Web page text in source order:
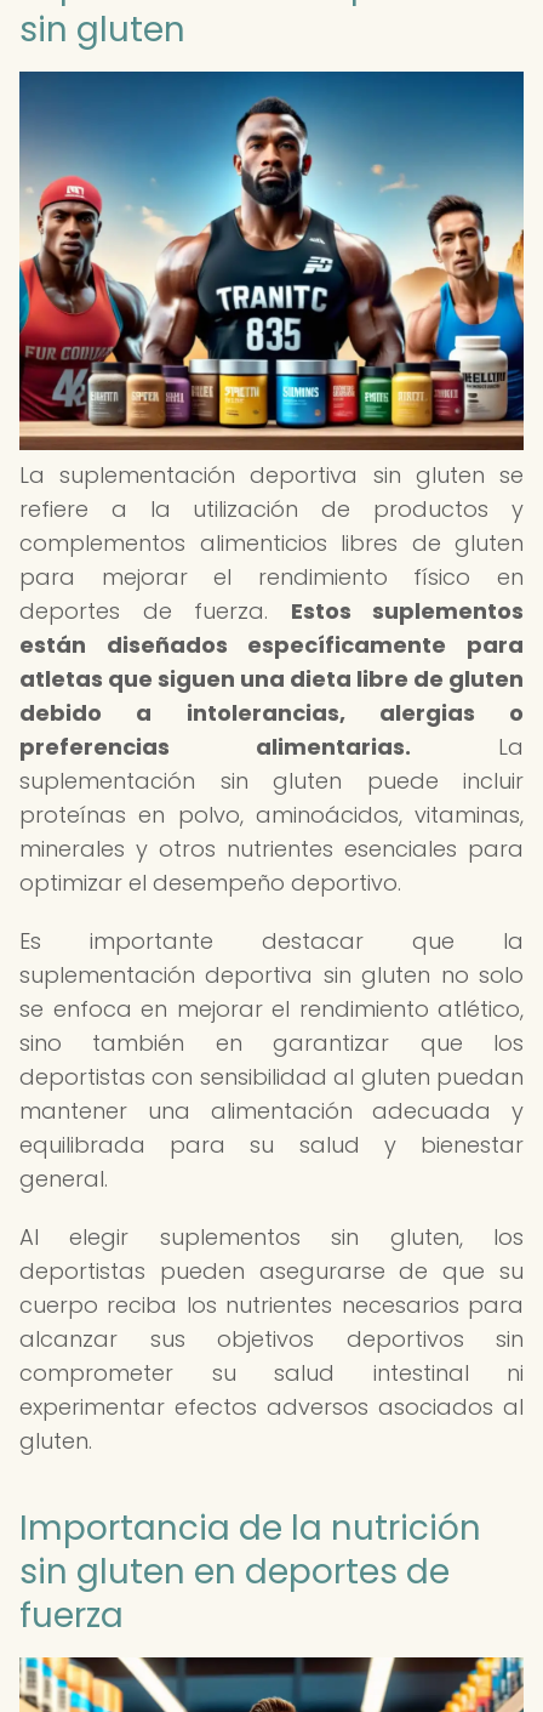
sin gluten
La suplementación deportiva sin gluten se
refiere a la utilización de productos y
complementos alimenticios libres de gluten
para mejorar el rendimiento físico en
deportes de fuerza. Estos suplementos
están diseñados específicamente para
atletas que siguen una dieta libre de gluten
debido a intolerancias, alergias o
preferencias alimentarias. La
suplementación sin gluten puede incluir
proteínas en polvo, aminoácidos, vitaminas,
minerales y otros nutrientes esenciales para
optimizar el desempeño deportivo.
Es importante destacar que la
suplementación deportiva sin gluten no solo
se enfoca en mejorar el rendimiento atlético,
sino también en garantizar que los
deportistas con sensibilidad al gluten puedan
mantener una alimentación adecuada y
equilibrada para su salud y bienestar
general.
Al elegir suplementos sin gluten, los
deportistas pueden asegurarse de que su
cuerpo reciba los nutrientes necesarios para
alcanzar sus objetivos deportivos sin
comprometer su salud intestinal ni
experimentar efectos adversos asociados al
gluten.
Importancia de la nutrición
sin gluten en deportes de
fuerza